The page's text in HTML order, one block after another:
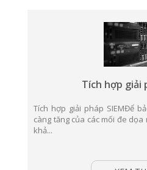
Tích hợp giải
Tích hợp giải pháp SIEMĐể
càng tăng của các mối đe dọa
khả...